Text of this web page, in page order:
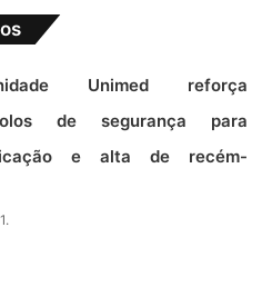
Unimed reforça
de segurança para
e alta de recém-